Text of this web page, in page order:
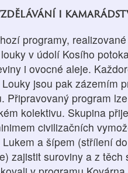
i
programy,
v údolí Kosího
i ovocné aleje.
jsou pak zázemím
Připravovaný program
kolektivu. Skupina
civilizačních
a šípem (střílení
zajistit suroviny a z